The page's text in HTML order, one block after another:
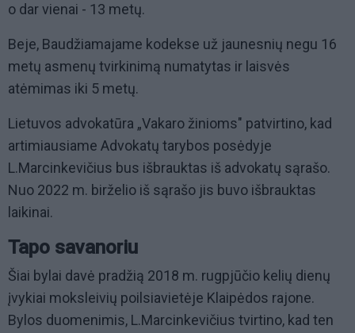
o dar vienai - 13 metų.
Beje, Baudžiamajame kodekse už jaunesnių negu 16
metų asmenų tvirkinimą numatytas ir laisvės
atėmimas iki 5 metų.
Lietuvos advokatūra „Vakaro žinioms" patvirtino, kad
artimiausiame Advokatų tarybos posėdyje
L.Marcinkevičius bus išbrauktas iš advokatų sąrašo.
Nuo 2022 m. birželio iš sąrašo jis buvo išbrauktas
laikinai.
Tapo savanoriu
Šiai bylai davė pradžią 2018 m. rugpjūčio kelių dienų
įvykiai moksleivių poilsiavietėje Klaipėdos rajone.
Bylos duomenimis, L.Marcinkevičius tvirtino, kad ten